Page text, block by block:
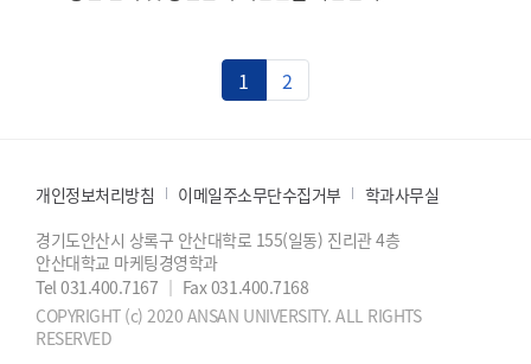
1 2
개인정보처리방침 이메일주소무단수집거부
학과사무실
경기도안산시 상록구 안산대학로 155(일동) 진리관 4층
안산대학교 마케팅경영학과
Tel 031.400.7167 ｜ Fax 031.400.7168
COPYRIGHT (c) 2020 ANSAN UNIVERSITY. ALL RIGHTS
RESERVED